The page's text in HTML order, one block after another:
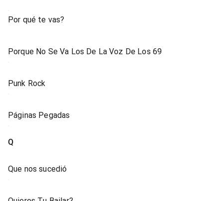
Por qué te vas?
Porque No Se Va Los De La Voz De Los 69
Punk Rock
Páginas Pegadas
Q
Que nos sucedió